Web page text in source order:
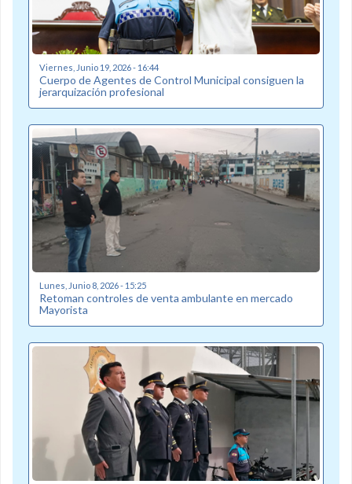
Viernes, Junio 19, 2026 - 16:44
Cuerpo de Agentes de Control Municipal consiguen la
jerarquización profesional
Lunes, Junio 8, 2026 - 15:25
Retoman controles de venta ambulante en mercado
Mayorista